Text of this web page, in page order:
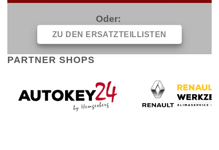
Oder:
ZU DEN ERSATZTEILLISTEN
PARTNER SHOPS